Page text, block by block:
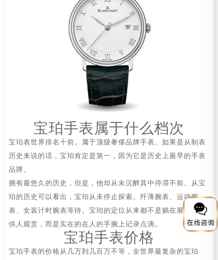
宝珀手表属于什么档次
宝珀表世界排名十前。属于顶级奢侈品牌手表。如果是从制表
历史来说的话，宝珀肯定是第一，因为它是历史上最早的手表
品牌。
拥有最悠久的历史，但是，他却从未沉醉其中停滞不前。从宝
珀的历史可以看出，宝珀从未停止探索。纤薄腕表、运动腕
表、女装计时腕表等待。宝珀的定位从来都不是躺在展览台上
供人观赏，而是实在的在人的手腕上记录点滴。
宝珀手表价格
宝珀手表的价格从几万到几百万不等，全世界最复杂的宝珀